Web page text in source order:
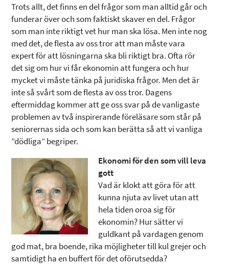
Trots allt, det finns en del frågor som man alltid går och
funderar över och som faktiskt skaver en del. Frågor
som man inte riktigt vet hur man ska lösa. Men inte nog
med det, de flesta av oss tror att man måste vara
expert för att lösningarna ska bli riktigt bra. Ofta rör
det sig om hur vi får ekonomin att fungera och hur
mycket vi måste tänka på juridiska frågor. Men det är
inte så svårt som de flesta av oss tror. Dagens
eftermiddag kommer att ge oss svar på de vanligaste
problemen av två inspirerande föreläsare som står på
seniorernas sida och som kan berätta så att vi vanliga
”dödliga” begriper.
Ekonomi för den som vill leva
gott
Vad är klokt att göra för att
kunna njuta av livet utan att
hela tiden oroa sig för
ekonomin? Hur sätter vi
guldkant på vardagen genom
god mat, bra boende, rika möjligheter till kul grejer och
samtidigt ha en buffert för det oförutsedda?